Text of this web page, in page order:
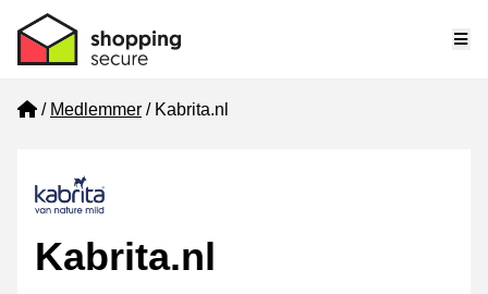
Home
Medlemmer Kabrita.nl
Kabrita.nl